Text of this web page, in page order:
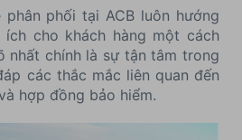
phối tại ACB luôn hướng
cho khách hàng một cách
nhất chính là sự tận tâm trong
các thắc mắc liên quan đến
hợp đồng bảo hiểm.